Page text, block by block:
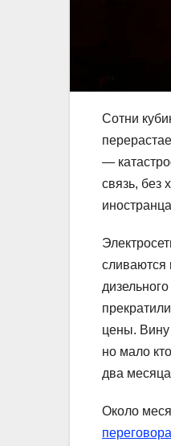
Сотни
—
связь, без
сливаются
цены. Вину
но мало
два
Около